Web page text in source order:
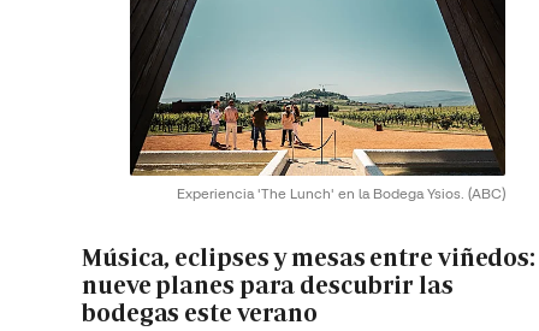
Experiencia 'The Lunch' en la Bodega Ysios. (ABC)
Música, eclipses y mesas entre viñedos:
nueve planes para descubrir las
bodegas este verano